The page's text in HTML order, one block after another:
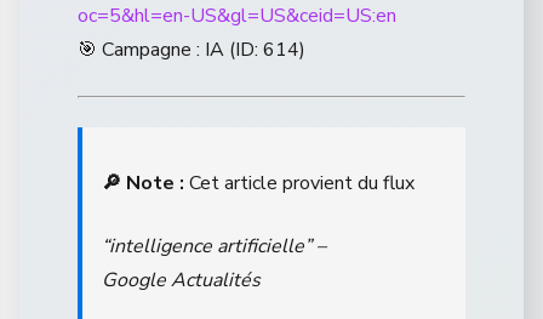
oc=5&hl=en-US&gl=US&ceid=US:en
🎯 Campagne : IA (ID: 614)
🔎 Note : Cet article provient du flux
“intelligence artificielle” –
Google Actualités